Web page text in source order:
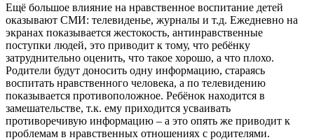
Ещё большое влияние на нравственное воспитание детей
оказывают СМИ: телевиденье, журналы и т.д. Ежедневно на
экранах показывается жестокость, антинравственные
поступки людей, это приводит к тому, что ребёнку
затруднительно оценить, что такое хорошо, а что плохо.
Родители будут доносить одну информацию, стараясь
воспитать нравственного человека, а по телевидению
показывается противоположное. Ребёнок находится в
замешательстве, т.к. ему приходится усваивать
противоречивую информацию – а это опять же приводит к
проблемам в нравственных отношениях с родителями.